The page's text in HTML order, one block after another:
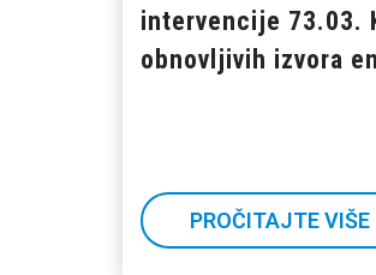
intervencije 73.03.
obnovljivih izvora
PROČITAJTE VIŠE